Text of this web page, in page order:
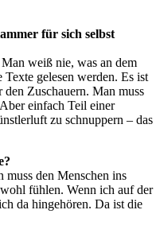
für sich selbst
weiß nie, was an dem
gelesen werden. Es ist
Zuschauern. Man muss
einfach Teil einer
zu schnuppern – das
den Menschen ins
fühlen. Wenn ich auf der
da hingehören. Da ist die